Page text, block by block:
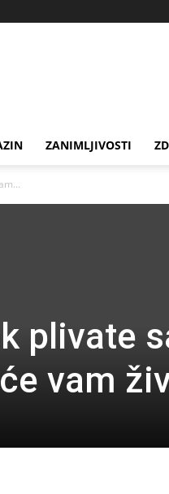
ZANIMLJIVOSTI
plivate
vam